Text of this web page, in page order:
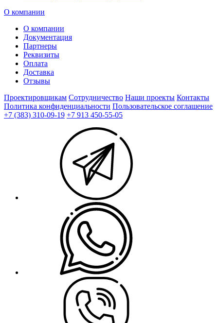
О компании
О компании
Документация
Партнеры
Реквизиты
Оплата
Доставка
Отзывы
Проектировщикам Сотрудничество Наши проекты Контакты
Политика конфиденциальности Пользовательское соглашение
+7 (383) 310-09-19 +7 913 450-55-05